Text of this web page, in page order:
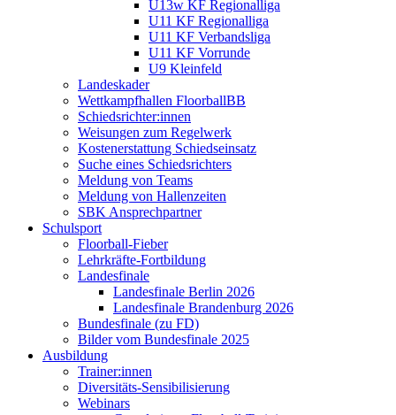
U13w KF Regionalliga
U11 KF Regionalliga
U11 KF Verbandsliga
U11 KF Vorrunde
U9 Kleinfeld
Landeskader
Wettkampfhallen FloorballBB
Schiedsrichter:innen
Weisungen zum Regelwerk
Kostenerstattung Schiedseinsatz
Suche eines Schiedsrichters
Meldung von Teams
Meldung von Hallenzeiten
SBK Ansprechpartner
Schulsport
Floorball-Fieber
Lehrkräfte-Fortbildung
Landesfinale
Landesfinale Berlin 2026
Landesfinale Brandenburg 2026
Bundesfinale (zu FD)
Bilder vom Bundesfinale 2025
Ausbildung
Trainer:innen
Diversitäts-Sensibilisierung
Webinars